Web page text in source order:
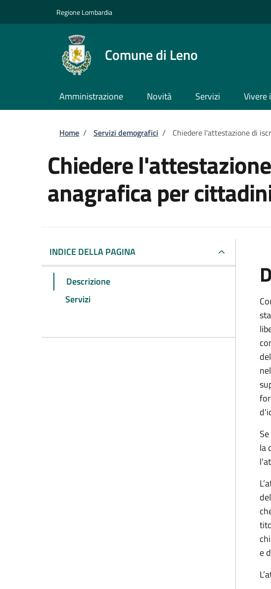
Regione Lombardia
Comune di Leno
Amministrazione Novità Servizi Vivere
Briciole di pane
Home / Servizi demografici / Chiedere l'attestazione di
Chiedere
anagrafica per
INDICE DELLA PAGINA
Descrizione
Servizi
la
e